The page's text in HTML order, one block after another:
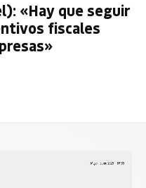
«Hay que seguir
fiscales